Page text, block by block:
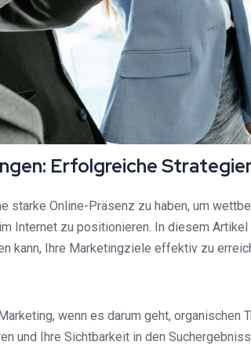
Erfolgreiche
starke Online-Präsenz zu haben, um
Internet zu positionieren. In diesem
kann, Ihre Marketingziele effektiv zu
wenn es darum geht, organischen
und Ihre Sichtbarkeit in den